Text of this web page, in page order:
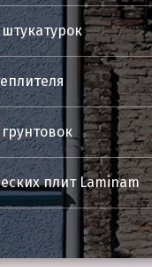
и
плит Laminam